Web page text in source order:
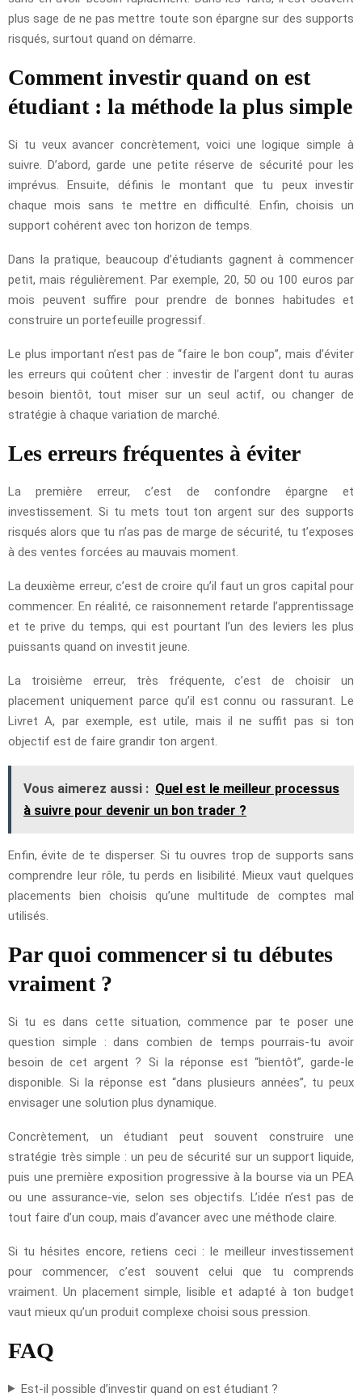
plus sage de ne pas mettre toute son épargne sur des supports
risqués, surtout quand on démarre.
Comment investir quand on est
étudiant : la méthode la plus simple
Si tu veux avancer concrètement, voici une logique simple à
suivre. D’abord, garde une petite réserve de sécurité pour les
imprévus. Ensuite, définis le montant que tu peux investir
chaque mois sans te mettre en difficulté. Enfin, choisis un
support cohérent avec ton horizon de temps.
Dans la pratique, beaucoup d’étudiants gagnent à commencer
petit, mais régulièrement. Par exemple, 20, 50 ou 100 euros par
mois peuvent suffire pour prendre de bonnes habitudes et
construire un portefeuille progressif.
Le plus important n’est pas de “faire le bon coup”, mais d’éviter
les erreurs qui coûtent cher : investir de l’argent dont tu auras
besoin bientôt, tout miser sur un seul actif, ou changer de
stratégie à chaque variation de marché.
Les erreurs fréquentes à éviter
La première erreur, c’est de confondre épargne et
investissement. Si tu mets tout ton argent sur des supports
risqués alors que tu n’as pas de marge de sécurité, tu t’exposes
à des ventes forcées au mauvais moment.
La deuxième erreur, c’est de croire qu’il faut un gros capital pour
commencer. En réalité, ce raisonnement retarde l’apprentissage
et te prive du temps, qui est pourtant l’un des leviers les plus
puissants quand on investit jeune.
La troisième erreur, très fréquente, c’est de choisir un
placement uniquement parce qu’il est connu ou rassurant. Le
Livret A, par exemple, est utile, mais il ne suffit pas si ton
objectif est de faire grandir ton argent.
Vous aimerez aussi : Quel est le meilleur processus
à suivre pour devenir un bon trader ?
Enfin, évite de te disperser. Si tu ouvres trop de supports sans
comprendre leur rôle, tu perds en lisibilité. Mieux vaut quelques
placements bien choisis qu’une multitude de comptes mal
utilisés.
Par quoi commencer si tu débutes
vraiment ?
Si tu es dans cette situation, commence par te poser une
question simple : dans combien de temps pourrais-tu avoir
besoin de cet argent ? Si la réponse est “bientôt”, garde-le
disponible. Si la réponse est “dans plusieurs années”, tu peux
envisager une solution plus dynamique.
Concrètement, un étudiant peut souvent construire une
stratégie très simple : un peu de sécurité sur un support liquide,
puis une première exposition progressive à la bourse via un PEA
ou une assurance-vie, selon ses objectifs. L’idée n’est pas de
tout faire d’un coup, mais d’avancer avec une méthode claire.
Si tu hésites encore, retiens ceci : le meilleur investissement
pour commencer, c’est souvent celui que tu comprends
vraiment. Un placement simple, lisible et adapté à ton budget
vaut mieux qu’un produit complexe choisi sous pression.
FAQ
Est-il possible d’investir quand on est étudiant ?